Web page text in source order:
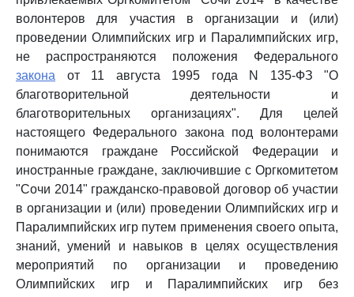
волонтеров для участия в организации и (или)
проведении Олимпийских игр и Паралимпийских игр,
не распространяются положения Федерального
закона от 11 августа 1995 года N 135-ФЗ "О
благотворительной деятельности и
благотворительных организациях". Для целей
настоящего Федерального закона под волонтерами
понимаются граждане Российской Федерации и
иностранные граждане, заключившие с Оргкомитетом
"Сочи 2014" гражданско-правовой договор об участии
в организации и (или) проведении Олимпийских игр и
Паралимпийских игр путем применения своего опыта,
знаний, умений и навыков в целях осуществления
мероприятий по организации и проведению
Олимпийских игр и Паралимпийских игр без